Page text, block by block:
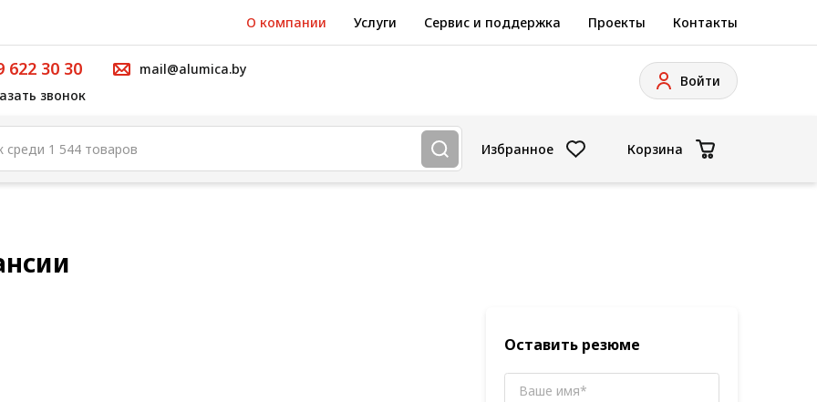
О компании Услуги Сервис и поддержка Проекты Контакты
622 30 30
звонок
mail@alumica.by
Войти
Избранное Корзина
Оставить резюме